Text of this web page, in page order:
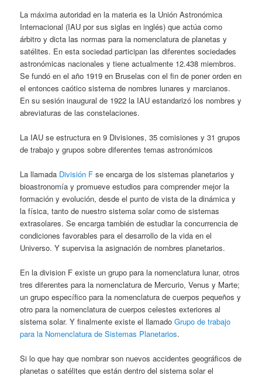
La máxima autoridad en la materia es la Unión Astronómica
Internacional (IAU por sus siglas en inglés) que actúa como
árbitro y dicta las normas para la nomenclatura de planetas y
satélites. En esta sociedad participan las diferentes sociedades
astronómicas nacionales y tiene actualmente 12.438 miembros.
Se fundó en el año 1919 en Bruselas con el fin de poner orden en
el entonces caótico sistema de nombres lunares y marcianos.
En su sesión inaugural de 1922 la IAU estandarizó los nombres y
abreviaturas de las constelaciones.
La IAU se estructura en 9 Divisiones, 35 comisiones y 31 grupos
de trabajo y grupos sobre diferentes temas astronómicos
La llamada División F se encarga de los sistemas planetarios y
bioastronomía y promueve estudios para comprender mejor la
formación y evolución, desde el punto de vista de la dinámica y
la física, tanto de nuestro sistema solar como de sistemas
extrasolares. Se encarga también de estudiar la concurrencia de
condiciones favorables para el desarrollo de la vida en el
Universo. Y supervisa la asignación de nombres planetarios.
En la division F existe un grupo para la nomenclatura lunar, otros
tres diferentes para la nomenclatura de Mercurio, Venus y Marte;
un grupo específico para la nomenclatura de cuerpos pequeños y
otro para la nomenclatura de cuerpos celestes exteriores al
sistema solar. Y finalmente existe el llamadoGrupo de trabajo
para la Nomenclatura de Sistemas Planetarios.
Si lo que hay que nombrar son nuevos accidentes geográficos de
planetas o satélites que están dentro del sistema solar el